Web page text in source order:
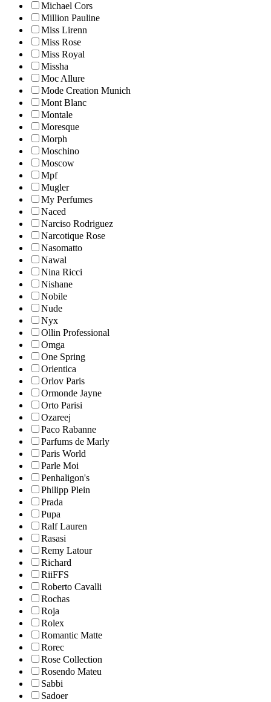
Michael Cors
Million Pauline
Miss Lirenn
Miss Rose
Miss Royal
Missha
Moc Allure
Mode Creation Munich
Mont Blanc
Montale
Moresque
Morph
Moschino
Moscow
Mpf
Mugler
My Perfumes
Naced
Narciso Rodriguez
Narcotique Rose
Nasomatto
Nawal
Nina Ricci
Nishane
Nobile
Nude
Nyx
Ollin Professional
Omga
One Spring
Orientica
Orlov Paris
Ormonde Jayne
Orto Parisi
Ozareej
Paco Rabanne
Parfums de Marly
Paris World
Parle Moi
Penhaligon's
Philipp Plein
Prada
Pupa
Ralf Lauren
Rasasi
Remy Latour
Richard
RiiFFS
Roberto Cavalli
Rochas
Roja
Rolex
Romantic Matte
Rorec
Rose Collection
Rosendo Mateu
Sabbi
Sadoer